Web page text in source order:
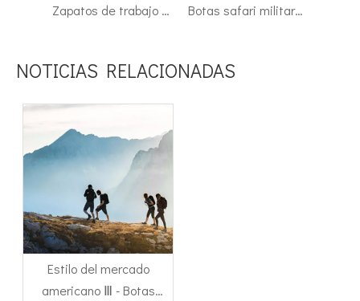
Zapatos de trabajo militares de tobillo caqui con punta compuesta impermeable 7114 Botas safari militares de tobillo verde Malasia 7113
NOTICIAS RELACIONADAS
Estilo del mercado
americano Ⅲ - Botas